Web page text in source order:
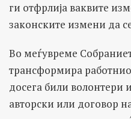
ги отфрлија ваквите
законските измени да
Во меѓувреме
трансформира
досега били волонтери
авторски или договор